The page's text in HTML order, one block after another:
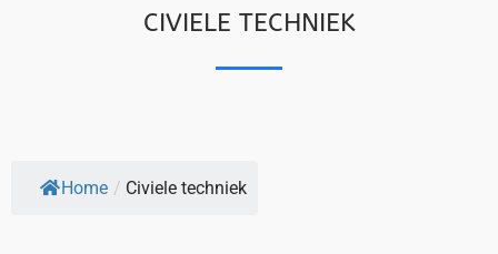
CIVIELE TECHNIEK
Home / Civiele techniek